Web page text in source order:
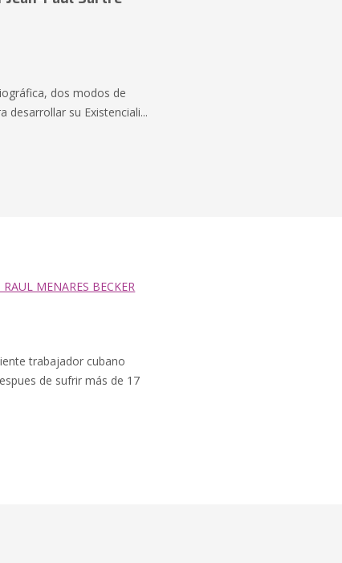
dos modos de
desarrollar su Existenciali...
RAUL MENARES BECKER
trabajador cubano
de sufrir más de 17